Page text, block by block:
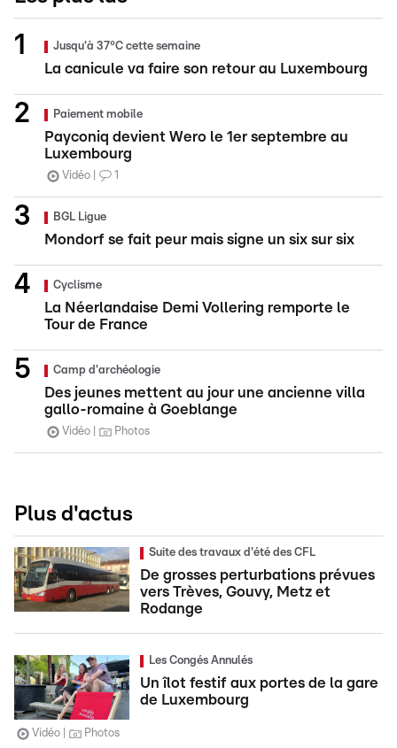
Jusqu'à 37°C cette semaine
La canicule va faire son retour au Luxembourg
Paiement mobile
Payconiq devient Wero le 1er septembre au
Luxembourg
Vidéo 1
BGL Ligue
Mondorf se fait peur mais signe un six sur six
Cyclisme
La Néerlandaise Demi Vollering remporte le
Tour de France
Camp d'archéologie
Des jeunes mettent au jour une ancienne villa
gallo-romaine à Goeblange
Vidéo Photos
Plus d'actus
Suite des travaux d'été des CFL
De grosses perturbations prévues
vers Trèves, Gouvy, Metz et
Rodange
Les Congés Annulés
Un îlot festif aux portes de la gare
de Luxembourg
Vidéo Photos